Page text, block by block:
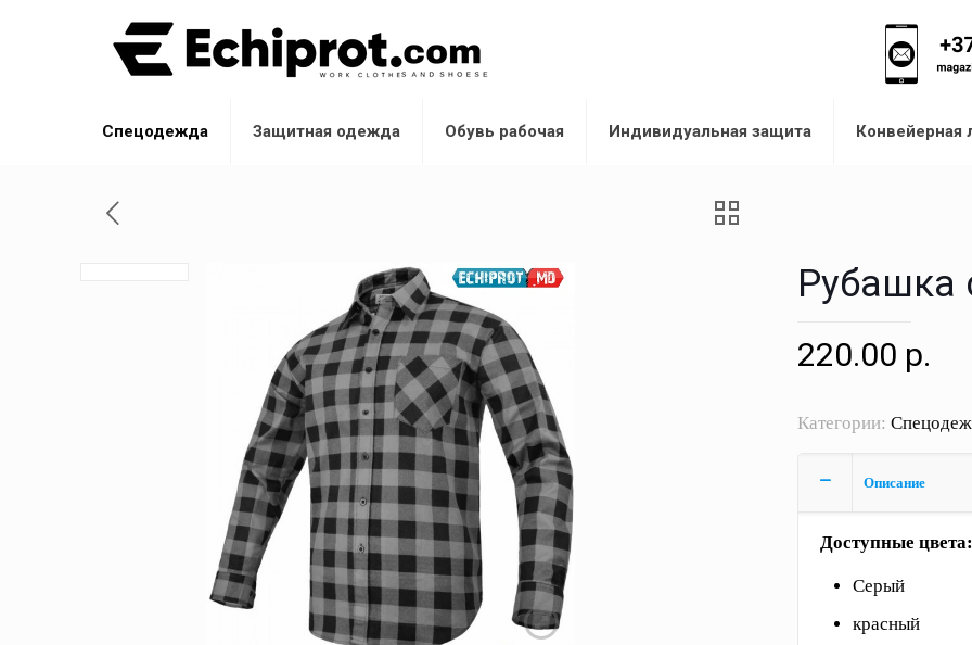
Спецодежда Защитная одежда Обувь рабочая Индивидуальная защита Конвейерная
Рубашка
220.00 р.
Категории:
Описание
Доступные
Серый
красный